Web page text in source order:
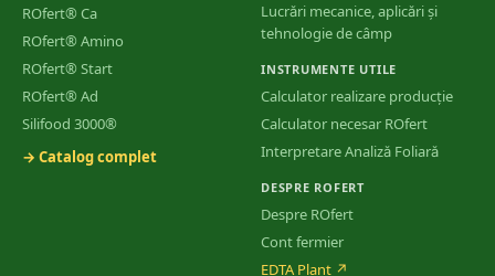
ROfert® Ca
ROfert® Amino
ROfert® Start
ROfert® Ad
Silifood 3000®
→ Catalog complet
Lucrări mecanice, aplicări și
tehnologie de câmp
INSTRUMENTE UTILE
Calculator realizare producție
Calculator necesar ROfert
Interpretare Analiză Foliară
DESPRE ROFERT
Despre ROfert
Cont fermier
EDTA Plant ↗